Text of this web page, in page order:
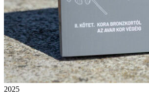
2025